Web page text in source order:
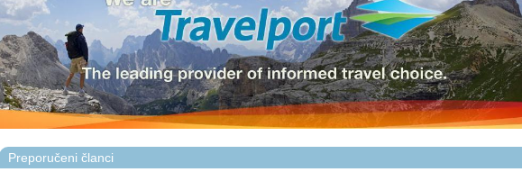
Preporučeni članci